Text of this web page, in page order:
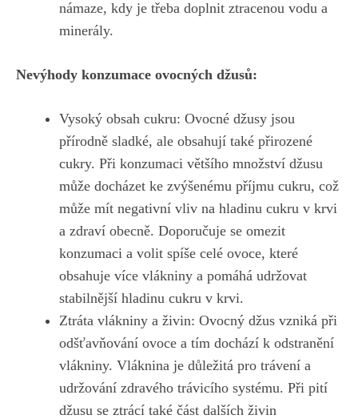
námaze, kdy je​ třeba doplnit ztracenou vodu ​a
minerály.
Nevýhody konzumace ovocných džusů:
Vysoký obsah‍ cukru: Ovocné džusy jsou
přírodně sladké, ale ‌obsahují také přirozené
cukry.​ Při konzumaci většího množství džusu
může docházet ke zvýšenému příjmu cukru, což
může mít negativní vliv na hladinu cukru v krvi
a zdraví obecně. Doporučuje se omezit
konzumaci a volit spíše celé ovoce, které
obsahuje více vlákniny a pomáhá udržovat
stabilnější hladinu cukru v krvi.
Ztráta vlákniny a ​živin: Ovocný džus vzniká při
odšťavňování ovoce⁣ a tím dochází⁤ k odstranění
vlákniny. Vláknina je důležitá pro trávení‍ a
udržování zdravého ⁣trávicího systému. Při pití
džusu se ztrácí ‌také ⁤část dalších živin